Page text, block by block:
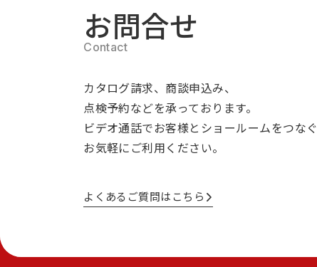
お問合せ
カタログ請求、商談申込み、
点検予約などを承っております。
ビデオ通話でお客様とショールームをつなぐ
お気軽にご利用ください。
よくあるご質問はこちら